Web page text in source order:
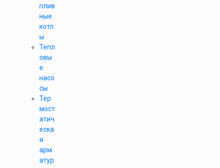
плив
ные
котл
ы
Тепл
овы
е
насо
сы
Тер
мост
атич
еска
я
арм
атур